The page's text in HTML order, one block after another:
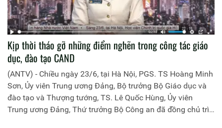
Kịp thời tháo gỡ những điểm nghẽn trong công tác giáo
dục, đào tạo CAND
(ANTV) - Chiều ngày 23/6, tại Hà Nội, PGS. TS Hoàng Minh
Sơn, Ủy viên Trung ương Đảng, Bộ trưởng Bộ Giáo dục và
đào tạo và Thượng tướng, TS. Lê Quốc Hùng, Ủy viên
Trung ương Đảng, Thứ trưởng Bộ Công an đã đồng chủ trì